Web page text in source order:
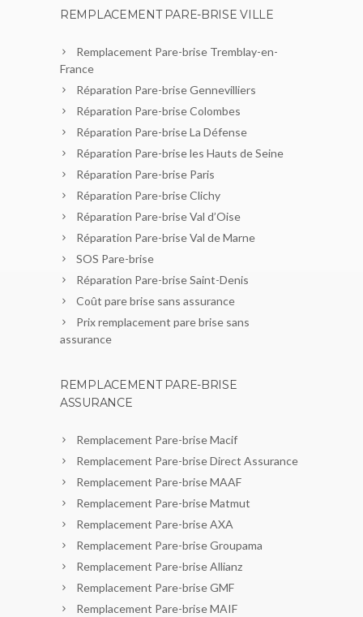
REMPLACEMENT PARE-BRISE VILLE
Remplacement Pare-brise Tremblay-en-
France
Réparation Pare-brise Gennevilliers
Réparation Pare-brise Colombes
Réparation Pare-brise La Défense
Réparation Pare-brise les Hauts de Seine
Réparation Pare-brise Paris
Réparation Pare-brise Clichy
Réparation Pare-brise Val d’Oise
Réparation Pare-brise Val de Marne
SOS Pare-brise
Réparation Pare-brise Saint-Denis
Coût pare brise sans assurance
Prix remplacement pare brise sans
assurance
REMPLACEMENT PARE-BRISE
ASSURANCE
Remplacement Pare-brise Macif
Remplacement Pare-brise Direct Assurance
Remplacement Pare-brise MAAF
Remplacement Pare-brise Matmut
Remplacement Pare-brise AXA
Remplacement Pare-brise Groupama
Remplacement Pare-brise Allianz
Remplacement Pare-brise GMF
Remplacement Pare-brise MAIF